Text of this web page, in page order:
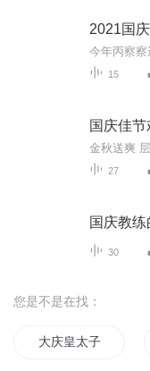
2021国
15
国庆佳
27
国庆教
30
您是不是在找：
大庆皇太子